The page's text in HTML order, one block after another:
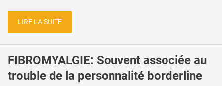
LIRE LA SUITE
FIBROMYALGIE: Souvent associée au
trouble de la personnalité borderline